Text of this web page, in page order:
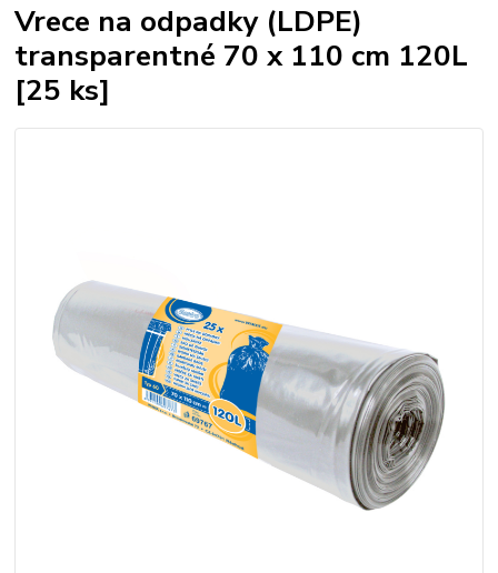
Vrece na odpadky (LDPE)
transparentné 70 x 110 cm 120L
[25 ks]